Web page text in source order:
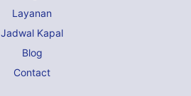
Layanan
Jadwal Kapal
Blog
Contact